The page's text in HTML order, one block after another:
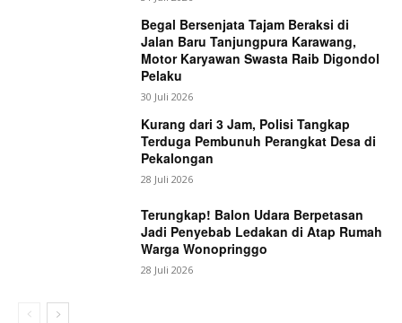
Begal Bersenjata Tajam Beraksi di
Jalan Baru Tanjungpura Karawang,
Motor Karyawan Swasta Raib Digondol
Pelaku
30 Juli 2026
Kurang dari 3 Jam, Polisi Tangkap
Terduga Pembunuh Perangkat Desa di
Pekalongan
28 Juli 2026
Terungkap! Balon Udara Berpetasan
Jadi Penyebab Ledakan di Atap Rumah
Warga Wonopringgo
28 Juli 2026